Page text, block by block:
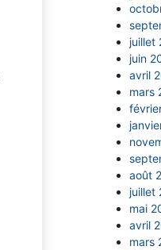
juillet
juin
avril
mars
août
juillet
mai
avril
mars